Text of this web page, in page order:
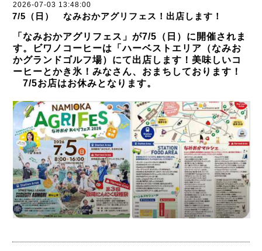
2026-07-03 13:48:00
7/5（日） なみおかアグリフェス！出店します！
「なみおかアグリフェス」が7/5（日）に開催されま
す。ビワノコーヒーは「ハーベストエリア（なみお
かグランドゴルフ場）にて出店します！美味しいコ
ーヒーとかき氷！みなさん、おまちしております！
7/5お店はお休みとなります。